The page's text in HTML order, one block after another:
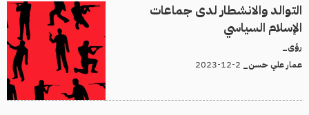
التوالد والانشطار لدى جماعات
الإسلام السياسي
رؤى_
عمار علي حسن_